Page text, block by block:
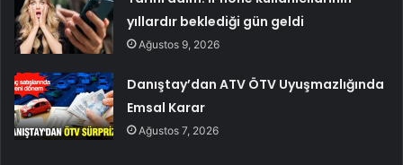
yıllardır beklediği gün geldi
Ağustos 9, 2026
Danıştay’dan ATV ÖTV Uyuşmazlığında
Emsal Karar
Ağustos 7, 2026